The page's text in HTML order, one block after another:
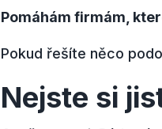
Pomáhám firmám,
Pokud řešíte něco
Nejste si